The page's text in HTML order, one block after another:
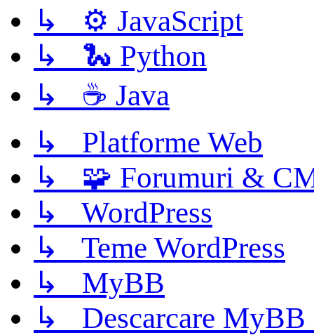
↳ ⚙️ JavaScript
↳ 🐍 Python
↳ ☕ Java
↳ Platforme Web
↳ 🧩 Forumuri &
↳ WordPress
↳ Teme WordPress
↳ MyBB
↳ Descarcare MyBB